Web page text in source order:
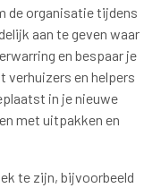
de organisatie tijdens
aan te geven waar
en bespaar je
verhuizers en helpers
in je nieuwe
met uitpakken en
te zijn, bijvoorbeeld